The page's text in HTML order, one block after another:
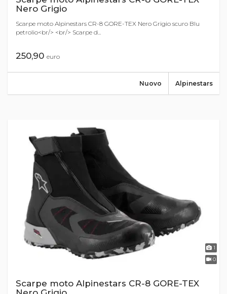
Nero Grigio
Scarpe moto Alpinestars CR-8 GORE-TEX Nero Grigio scuro Blu
petrolio<br/> <br/> Scarpe d...
250,90 euro
Alpinestars
Nuovo
1
0
Scarpe moto Alpinestars CR-8 GORE-TEX